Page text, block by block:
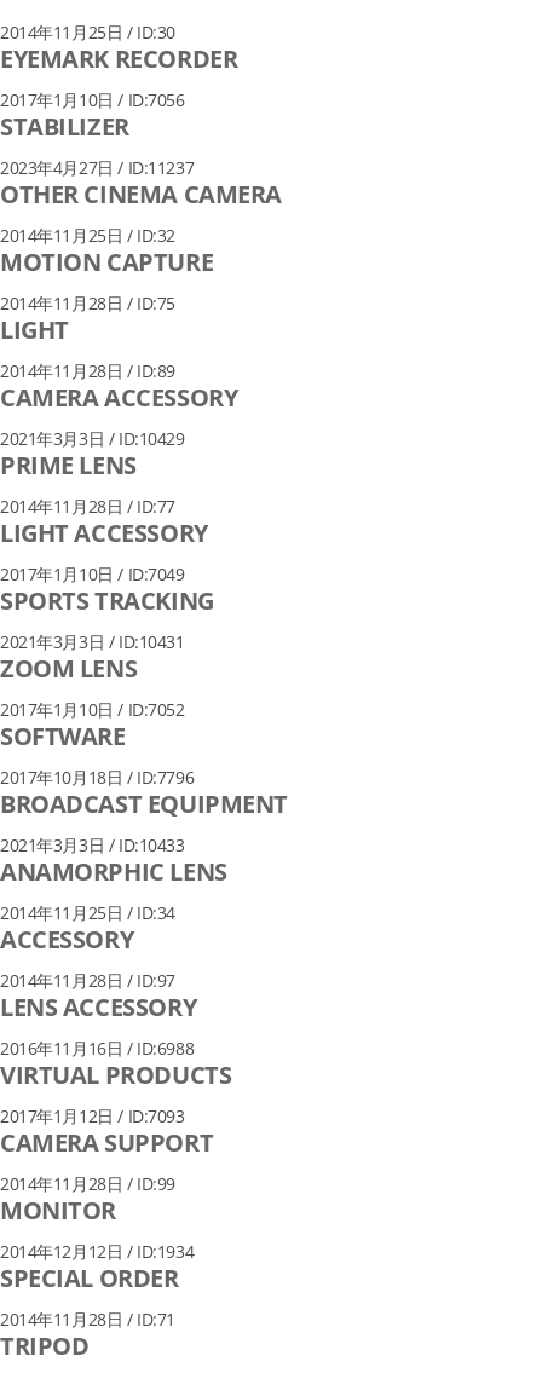
2014年11月25日 / ID:30
EYEMARK RECORDER
2017年1月10日 / ID:7056
STABILIZER
2023年4月27日 / ID:11237
OTHER CINEMA CAMERA
2014年11月25日 / ID:32
MOTION CAPTURE
2014年11月28日 / ID:75
LIGHT
2014年11月28日 / ID:89
CAMERA ACCESSORY
2021年3月3日 / ID:10429
PRIME LENS
2014年11月28日 / ID:77
LIGHT ACCESSORY
2017年1月10日 / ID:7049
SPORTS TRACKING
2021年3月3日 / ID:10431
ZOOM LENS
2017年1月10日 / ID:7052
SOFTWARE
2017年10月18日 / ID:7796
BROADCAST EQUIPMENT
2021年3月3日 / ID:10433
ANAMORPHIC LENS
2014年11月25日 / ID:34
ACCESSORY
2014年11月28日 / ID:97
LENS ACCESSORY
2016年11月16日 / ID:6988
VIRTUAL PRODUCTS
2017年1月12日 / ID:7093
CAMERA SUPPORT
2014年11月28日 / ID:99
MONITOR
2014年12月12日 / ID:1934
SPECIAL ORDER
2014年11月28日 / ID:71
TRIPOD